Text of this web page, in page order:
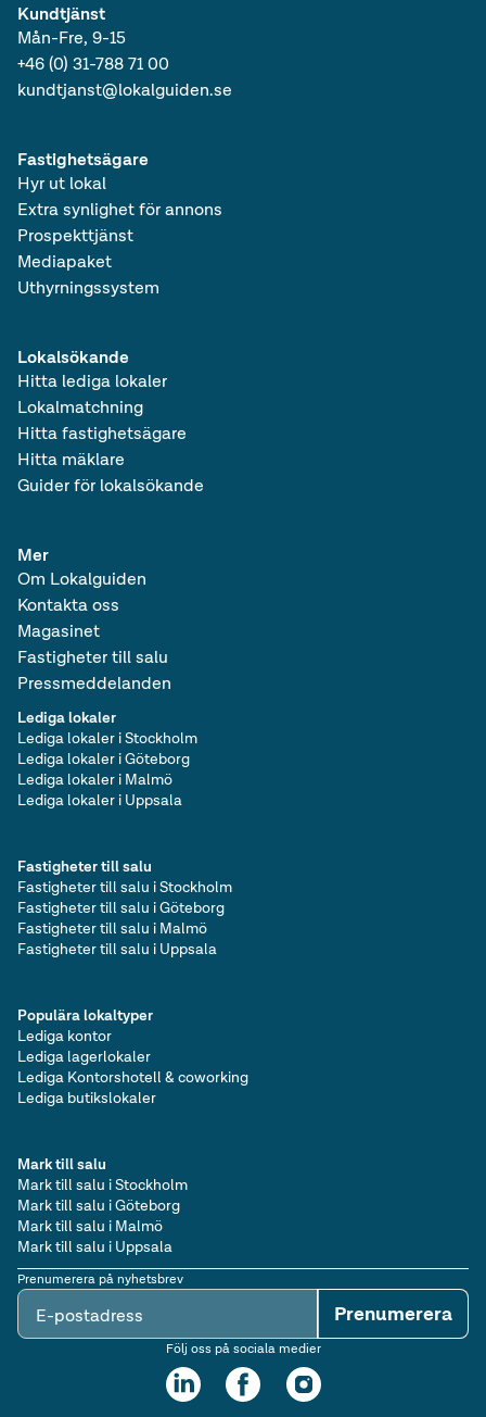
Kundtjänst
Mån-Fre, 9-15
+46 (0) 31-788 71 00
kundtjanst@lokalguiden.se
Lokalsökande
Hitta lediga lokaler
Lokalmatchning
Hitta fastighetsägare
Hitta mäklare
Guider för lokalsökande
Fastighetsägare
Hyr ut lokal
Extra synlighet för annons
Prospekttjänst
Mediapaket
Uthyrningssystem
Mer
Om Lokalguiden
Kontakta oss
Magasinet
Fastigheter till salu
Pressmeddelanden
Lediga lokaler
Lediga lokaler i Stockholm
Lediga lokaler i Göteborg
Lediga lokaler i Malmö
Lediga lokaler i Uppsala
Populära lokaltyper
Lediga kontor
Lediga lagerlokaler
Lediga Kontorshotell & coworking
Lediga butikslokaler
Fastigheter till salu
Fastigheter till salu i Stockholm
Fastigheter till salu i Göteborg
Fastigheter till salu i Malmö
Fastigheter till salu i Uppsala
Mark till salu
Mark till salu i Stockholm
Mark till salu i Göteborg
Mark till salu i Malmö
Mark till salu i Uppsala
Prenumerera på nyhetsbrev
E-postadress Prenumerera
Följ oss på sociala medier